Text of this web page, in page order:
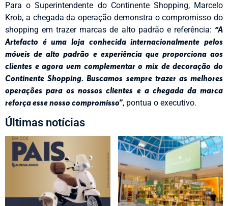
Para o Superintendente do Continente Shopping, Marcelo
Krob, a chegada da operação demonstra o compromisso do
shopping em trazer marcas de alto padrão e referência: “A
Artefacto é uma loja conhecida internacionalmente pelos
móveis de alto padrão e experiência que proporciona aos
clientes e agora vem complementar o mix de decoração do
Continente Shopping. Buscamos sempre trazer as melhores
operações para os nossos clientes e a chegada da marca
reforça esse nosso compromisso”, pontua o executivo.
Últimas notícias